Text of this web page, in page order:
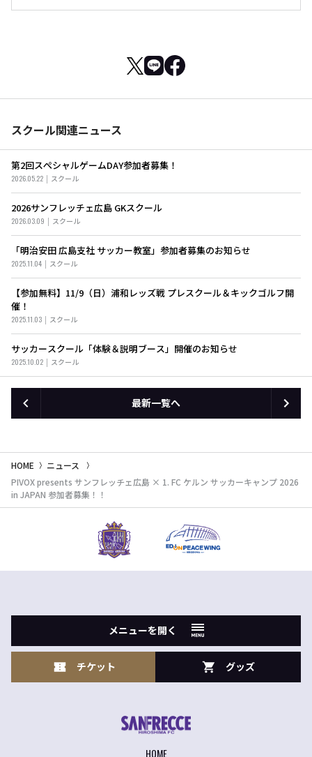
スクール関連ニュース
第2回スぺシャルゲームDAY参加者募集！
2026.05.22 スクール
2026サンフレッチェ広島 GKスクール
2026.03.09 スクール
「明治安田 広島支社 サッカー教室」参加者募集のお知らせ
2025.11.04 スクール
【参加無料】11/9（日）浦和レッズ戦 プレスクール＆キックゴルフ開
催！
2025.11.03 スクール
サッカースクール「体験＆説明ブース」開催のお知らせ
2025.10.02 スクール
最新一覧へ
HOME
ニュース
PIVOX presents サンフレッチェ広島 × 1. FC ケルン サッカーキャンプ 2026
in JAPAN 参加者募集！！
メニューを開く
チケット グッズ
HOME